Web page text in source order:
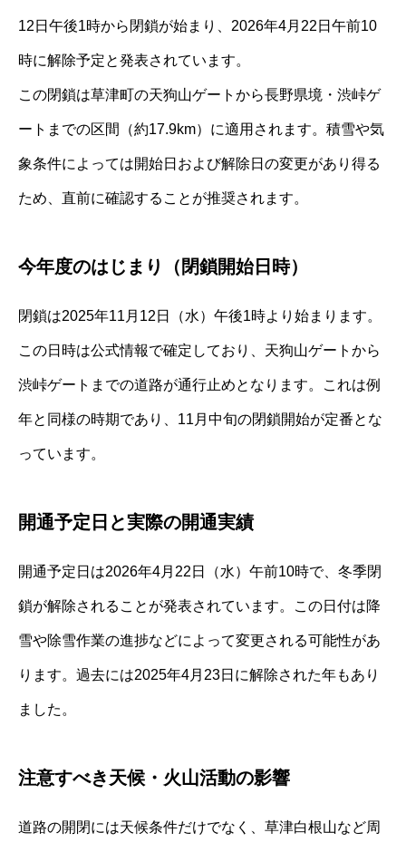
12日午後1時から閉鎖が始まり、2026年4月22日午前10
時に解除予定と発表されています。
この閉鎖は草津町の天狗山ゲートから長野県境・渋峠ゲ
ートまでの区間（約17.9km）に適用されます。積雪や気
象条件によっては開始日および解除日の変更があり得る
ため、直前に確認することが推奨されます。
今年度のはじまり（閉鎖開始日時）
閉鎖は2025年11月12日（水）午後1時より始まります。
この日時は公式情報で確定しており、天狗山ゲートから
渋峠ゲートまでの道路が通行止めとなります。これは例
年と同様の時期であり、11月中旬の閉鎖開始が定番とな
っています。
開通予定日と実際の開通実績
開通予定日は2026年4月22日（水）午前10時で、冬季閉
鎖が解除されることが発表されています。この日付は降
雪や除雪作業の進捗などによって変更される可能性があ
ります。過去には2025年4月23日に解除された年もあり
ました。
注意すべき天候・火山活動の影響
道路の開閉には天候条件だけでなく、草津白根山など周